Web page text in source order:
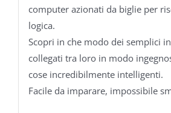
computer azionati da biglie per
logica.
Scopri in che modo dei semplici
collegati tra loro in modo
cose incredibilmente intelligenti.
Facile da imparare, impossibile